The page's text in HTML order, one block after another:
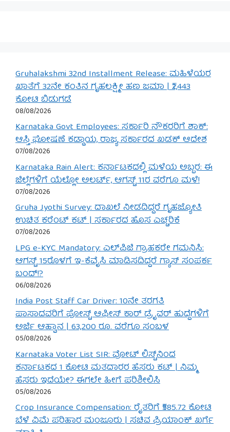
Gruhalakshmi 32nd Installment Release: ಮಹಿಳೆಯರ
ಖಾತೆಗೆ 32ನೇ ಕಂತಿನ ಗೃಹಲಕ್ಷ್ಮೀ ಹಣ ಜಮಾ | ₹2,443
ಕೋಟಿ ಬಿಡುಗಡೆ
08/08/2026
Karnataka Govt Employees: ಸರ್ಕಾರಿ ನೌಕರರಿಗೆ ಶಾಕ್:
ಆಸ್ತಿ ಘೋಷಣೆ ಕಡ್ಡಾಯ, ರಾಜ್ಯ ಸರ್ಕಾರದ ಖಡಕ್ ಆದೇಶ
07/08/2026
Karnataka Rain Alert: ಕರ್ನಾಟಕದಲ್ಲಿ ಮಳೆಯ ಅಬ್ಬರ: ಈ
ಜಿಲ್ಲೆಗಳಿಗೆ ಯೆಲ್ಲೋ ಅಲರ್ಟ್, ಆಗಸ್ಟ್ 11ರ ವರೆಗೂ ಮಳೆ!
07/08/2026
Gruha Jyothi Survey: ದಾಖಲೆ ನೀಡದಿದ್ದರೆ ಗೃಹಜ್ಯೋತಿ
ಉಚಿತ ಕರೆಂಟ್ ಕಟ್ | ಸರ್ಕಾರದ ಹೊಸ ಎಚ್ಚರಿಕೆ
07/08/2026
LPG e-KYC Mandatory: ಎಲ್‌ಪಿಜಿ ಗ್ರಾಹಕರೇ ಗಮನಿಸಿ:
ಆಗಸ್ಟ್ 15ರೊಳಗೆ ಇ-ಕೆವೈಸಿ ಮಾಡಿಸದಿದ್ದರೆ ಗ್ಯಾಸ್ ಸಂಪರ್ಕ
ಬಂದ್!?
06/08/2026
India Post Staff Car Driver: 10ನೇ ತರಗತಿ
ಪಾಸಾದವರಿಗೆ ಪೋಸ್ಟ್ ಆಫೀಸ್ ಕಾರ್ ಡ್ರೈವರ್ ಹುದ್ದೆಗಳಿಗೆ
ಅರ್ಜಿ ಆಹ್ವಾನ | 63,200 ರೂ. ವರೆಗೂ ಸಂಬಳ
05/08/2026
Karnataka Voter List SIR: ವೋಟ್ ಲಿಸ್ಟ್‌ನಿಂದ
ಕರ್ನಾಟಕದ 1 ಕೋಟಿ ಮತದಾರರ ಹೆಸರು ಕಟ್ | ನಿಮ್ಮ
ಹೆಸರು ಇದೆಯೇ? ಈಗಲೇ ಹೀಗೆ ಪರಿಶೀಲಿಸಿ
05/08/2026
Crop Insurance Compensation: ರೈತರಿಗೆ ₹585.72 ಕೋಟಿ
ಬೆಳೆ ವಿಮೆ ಪರಿಹಾರ ಮಂಜೂರು | ಸಚಿವ ಪ್ರಿಯಾಂಕ್ ಖರ್ಗೆ